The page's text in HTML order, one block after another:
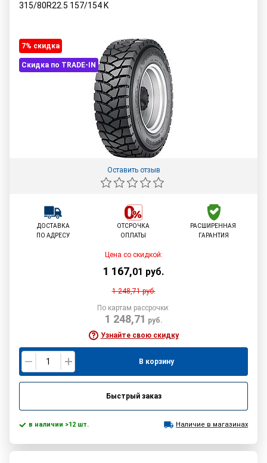
315/80R22.5 157/154 K
7% cкидка
Скидка по TRADE-IN
Оставить отзыв
ДОСТАВКА
ПО АДРЕСУ
ОТСРОЧКА
ОПЛАТЫ
РАСШИРЕННАЯ
ГАРАНТИЯ
Цена со скидкой:
1 167,01 руб.
1 248,71руб.
По картам рассрочки:
1 248,71 руб.
Узнайте свою скидку
В корзину
Быстрый заказ
в наличии >12 шт. Наличие в магазинах